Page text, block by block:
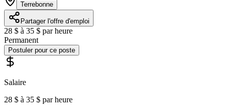
Terrebonne
Partager l'offre d'emploi
28 $ à 35 $ par heure
Permanent
Postuler pour ce poste
Salaire
28 $ à 35 $ par heure